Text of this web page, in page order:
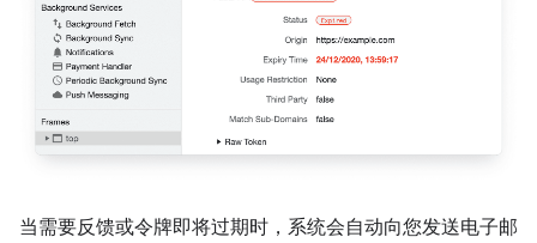
当需要反馈或令牌即将过期时，系统会自动向您发送电子邮